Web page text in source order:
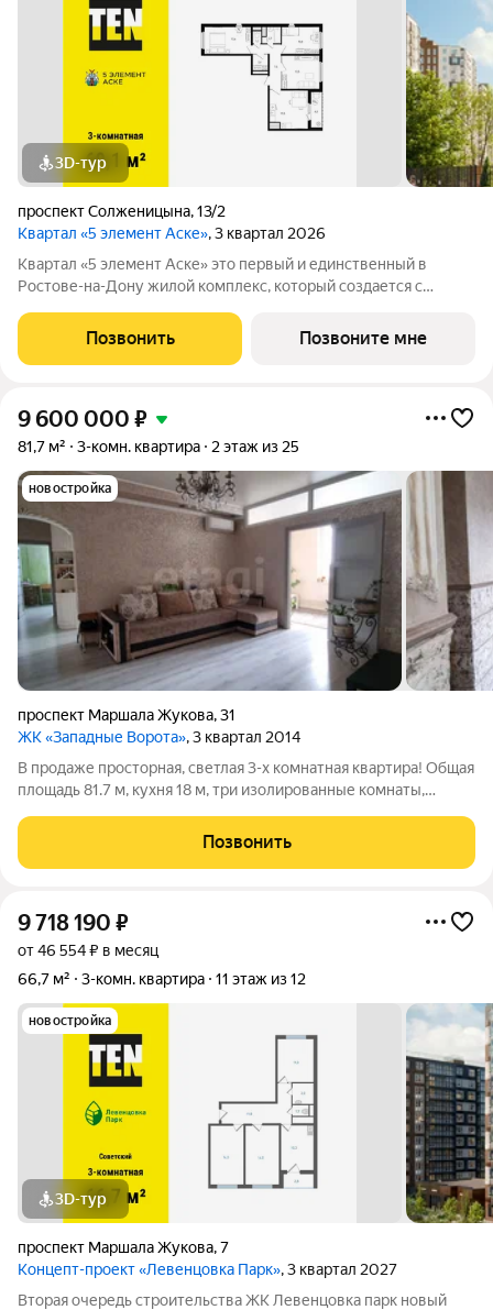
3D-тур
проспект Солженицына,13/2
Квартал «5 элемент Аске», 3 квартал 2026
Квартал «5 элемент Аске» это первый и единственный в
Ростове-на-Дону жилой комплекс, который создается с
Аске. Серия масштабных произведений на фасадах,
выполненных художником с мировым именем
Позвонить Позвоните мне
9 600 000 ₽
81,7 м² 3-комн. квартира 2 этаж из 25
новостройка
проспект Маршала Жукова,31
ЖК «Западные Ворота», 3 квартал 2014
В продаже просторная, светлая 3-х комнатная квартира! Общая
площадь 81.7 м, кухня 18 м, три изолированные комнаты,
комфортного проживания большой и дружной семьи с детьми
- уже обустроены родительская
Позвонить
9 718 190 ₽
от 46 554 ₽ в месяц
66,7 м²
3-комн. квартира 11 этаж из 12
новостройка
3D-тур
проспект Маршала Жукова,7
Концепт-проект «Левенцовка Парк», 3 квартал 2027
Вторая очередь строительства ЖК Левенцовка парк новый